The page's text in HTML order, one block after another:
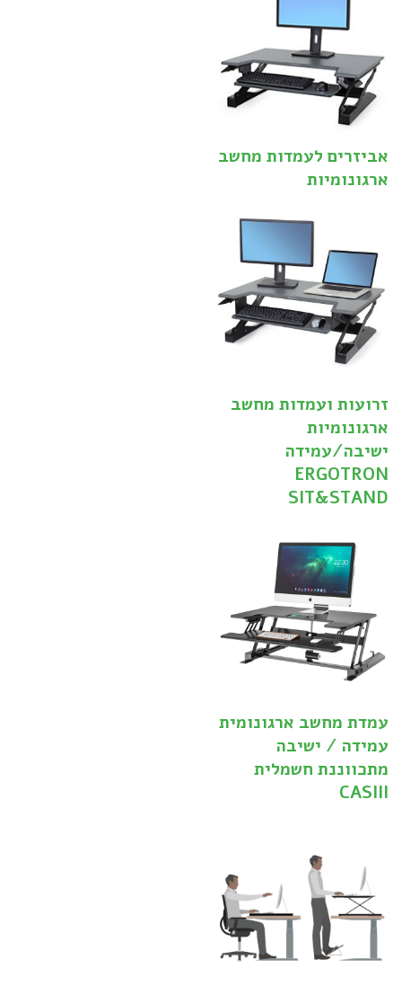
אביזרים לעמדות מחשב
ארגונומיות
זרועות ועמדות מחשב
ארגונומיות
ישיבה/עמידה
ERGOTRON
SIT&STAND
עמדת מחשב ארגונומית
עמידה / ישיבה
מתכווננת חשמלית
CASIII